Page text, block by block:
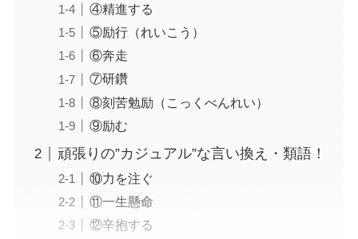
④精進する
⑤励行（れいこう）
⑥奔走
⑦研鑽
⑧刻苦勉励（こっくべんれい）
⑨励む
頑張りの”カジュアル”な言い換え・類語！
⑩力を注ぐ
⑪一生懸命
⑫辛抱する